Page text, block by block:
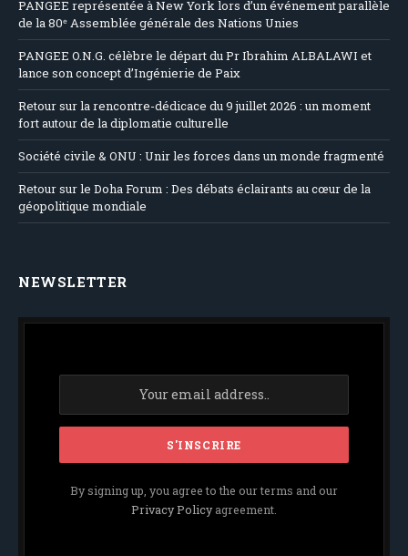
PANGEE représentée à New York lors d’un événement parallèle
de la 80ᵉ Assemblée générale des Nations Unies
PANGEE O.N.G. célèbre le départ du Pr Ibrahim ALBALAWI et
lance son concept d’Ingénierie de Paix
Retour sur la rencontre-dédicace du 9 juillet 2026 : un moment
fort autour de la diplomatie culturelle
Société civile & ONU : Unir les forces dans un monde fragmenté
Retour sur le Doha Forum : Des débats éclairants au cœur de la
géopolitique mondiale
NEWSLETTER
By signing up, you agree to the our terms and our
Privacy Policyagreement.